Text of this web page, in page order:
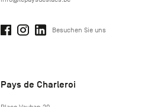
Besuchen Sie uns
Pays de Charleroi